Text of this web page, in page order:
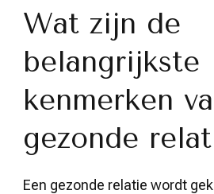
Wat zijn de
belangrijkste
kenmerken
gezonde
Een gezonde relatie wordt